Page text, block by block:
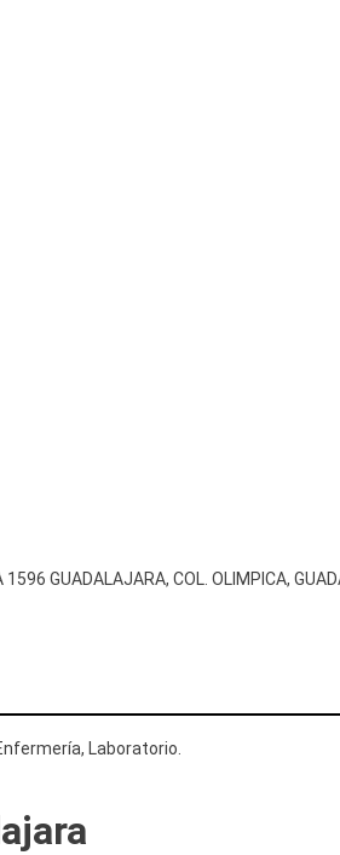
GUADALAJARA, COL. OLIMPICA,
Laboratorio.